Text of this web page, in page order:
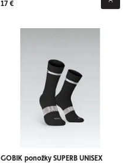
17 €
GOBIK ponožky SUPERB UNISEX